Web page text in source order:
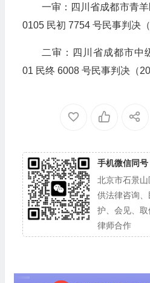
一审：四川省成都市青
0105 民初 7754 号民事判决
二审：四川省成都市中
01 民终 6008 号民事判决（
手机微信同
北京市石景
供法律咨询
护、会见、
律师合作